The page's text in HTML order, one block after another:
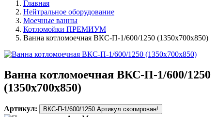
Главная
Нейтральное оборудование
Моечные ванны
Котломойки ПРЕМИУМ
Ванна котломоечная ВКС-П-1/600/1250 (1350х700х850)
Ванна котломоечная ВКС-П-1/600/1250
(1350х700х850)
Артикул: ВКС-П-1/600/1250 Артикул скопирован!